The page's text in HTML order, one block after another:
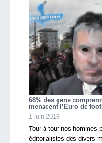
68% des gens
menacent l’Euro de
1 juin 2016
Tour à tour nos hommes
éditorialistes des divers